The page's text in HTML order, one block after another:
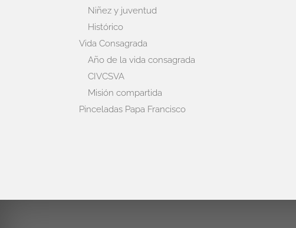
Niñez y juventud
Histórico
Vida Consagrada
Año de la vida consagrada
CIVCSVA
Misión compartida
Pinceladas Papa Francisco